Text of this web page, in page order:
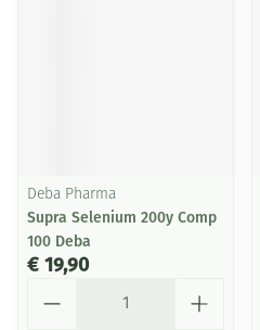
Deba Pharma
Supra Selenium 200y Comp
100 Deba
€ 19,90